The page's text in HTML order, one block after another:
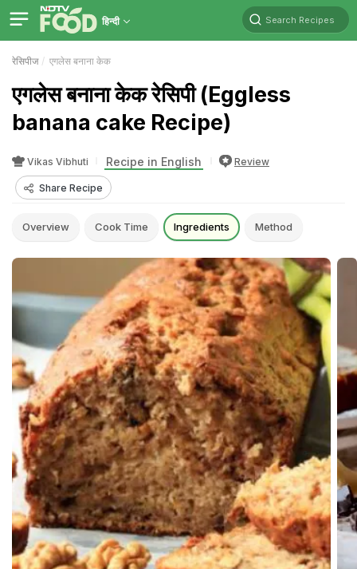
हिन्दी Search Recipes
रेसिपीज एगलेस बनाना केक
एगलेस बनाना केक रेसिपी (Eggless
banana cake Recipe)
Vikas Vibhuti Recipe in English Review
Share Recipe
Overview Cook Time Ingredients Method